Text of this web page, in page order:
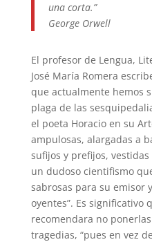
una corta.”
George Orwell
El profesor de Lengua,
José María Romera
que actualmente hemos
plaga de las
el poeta Horacio en su
ampulosas, alargadas a
sufijos y prefijos,
un dudoso cientifismo
sabrosas para su emisor
oyentes”. Es significativo
recomendara no
tragedias, “pues en vez